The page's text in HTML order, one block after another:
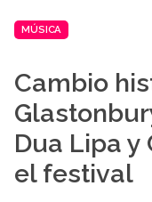
MÚSICA
Cambio
Dua Lipa
el festival